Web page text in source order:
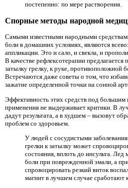
постепенно: по мере растворения.
Спорные методы народной
Самыми известными народными
боли в домашних условиях, являются
аппликации. Это и сало, и свекла, и
В качестве рефлексотерапии предлагается
затылку грелку, к руке, противоположной
Встречаются даже советы о том, что
зажатие определенной точки на сонной
Эффективность этих средств под большим
применения не выдерживает критики. В
дадут результата, а в худшем – вызовут
проблем со здоровьем.
У людей с сосудистыми
грелки к затылку может
состояния, вплоть до инсульта. Лед
боли при поврежденной эмали, а
спровоцировать резкий виток
магнит в лучшем случае сработают